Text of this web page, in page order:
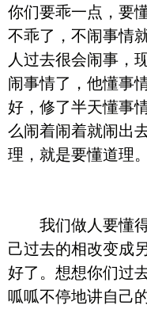
你们要乖一点，要
不乖了，不闹事情
人过去很会闹事，
闹事情了，他懂事
好，修了半天懂事
么闹着闹着就闹出
理，就是要懂道理。
我们做人要懂得
己过去的相改变成
好了。想想你们过
呱呱不停地讲自己